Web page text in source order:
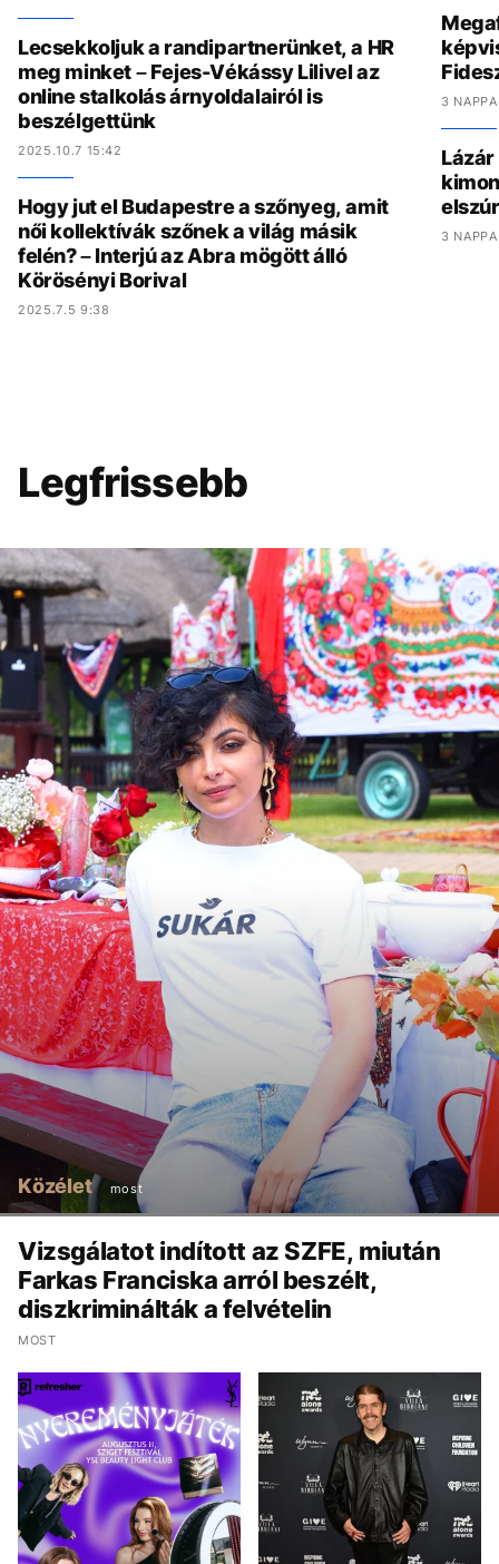
Lecsekkoljuk a randipartnerünket, a HR
meg minket – Fejes-Vékássy Lilivel az
online stalkolás árnyoldalairól is
beszélgettünk
2025.10.7 15:42
Hogy jut el Budapestre a szőnyeg, amit
női kollektívák szőnek a világ másik
felén? – Interjú az Abra mögött álló
Körösényi Borival
2025.7.5 9:38
3
3
Legfrissebb
Közélet most
Vizsgálatot indított az SZFE, miután
Farkas Franciska arról beszélt,
diszkriminálták a felvételin
MOST